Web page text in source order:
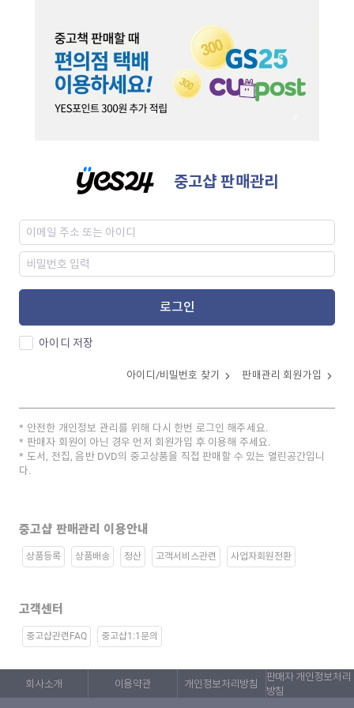
중고샵 판매관리
로그인
아이디 저장
아이디/비밀번호 찾기 판매관리 회원가입
안전한 개인정보 관리를 위해 다시 한번 로그인 해주세요.
판매자 회원이 아닌 경우 먼저 회원가입 후 이용해 주세요.
도서, 전집, 음반 DVD의 중고상품을 직접 판매할 수 있는 열린공간입니
다.
중고샵 판매관리 이용안내
상품등록 상품배송 정산 고객서비스관련 사업자회원전환
고객센터
중고샵관련FAQ 중고샵1:1문의
회사소개 이용약관 개인정보처리방침
판매자 개인정보처리
방침